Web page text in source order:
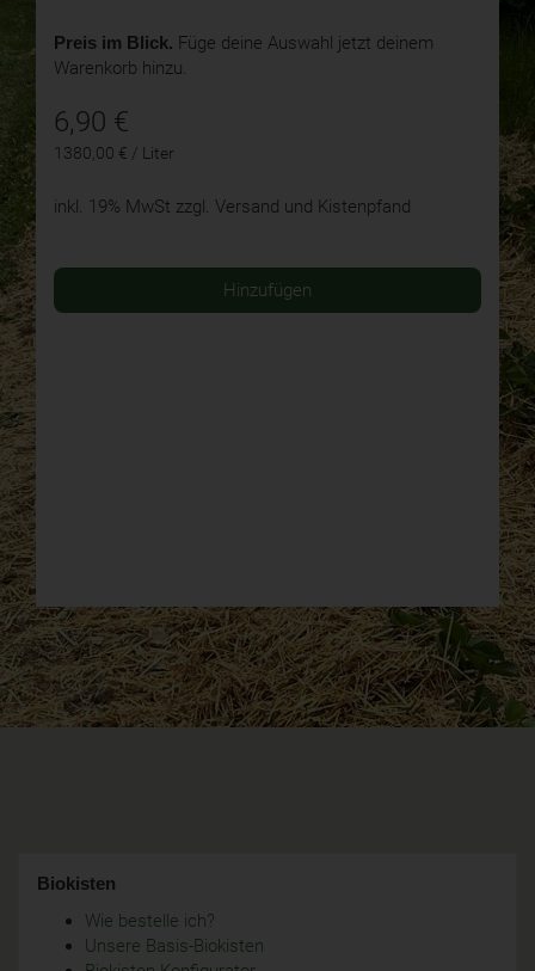
Preis im Blick. Füge deine Auswahl jetzt deinem
Warenkorb hinzu.
6,90 €
1380,00 € / Liter
inkl. 19% MwSt zzgl. Versand und Kistenpfand
Hinzufügen
Biokisten
Wie bestelle ich?
Unsere Basis-Biokisten